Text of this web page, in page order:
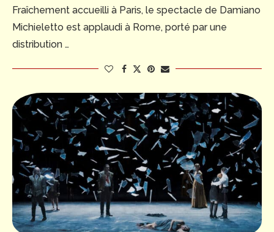
Fraîchement accueilli à Paris, le spectacle de Damiano
Michieletto est applaudi à Rome, porté par une
distribution …